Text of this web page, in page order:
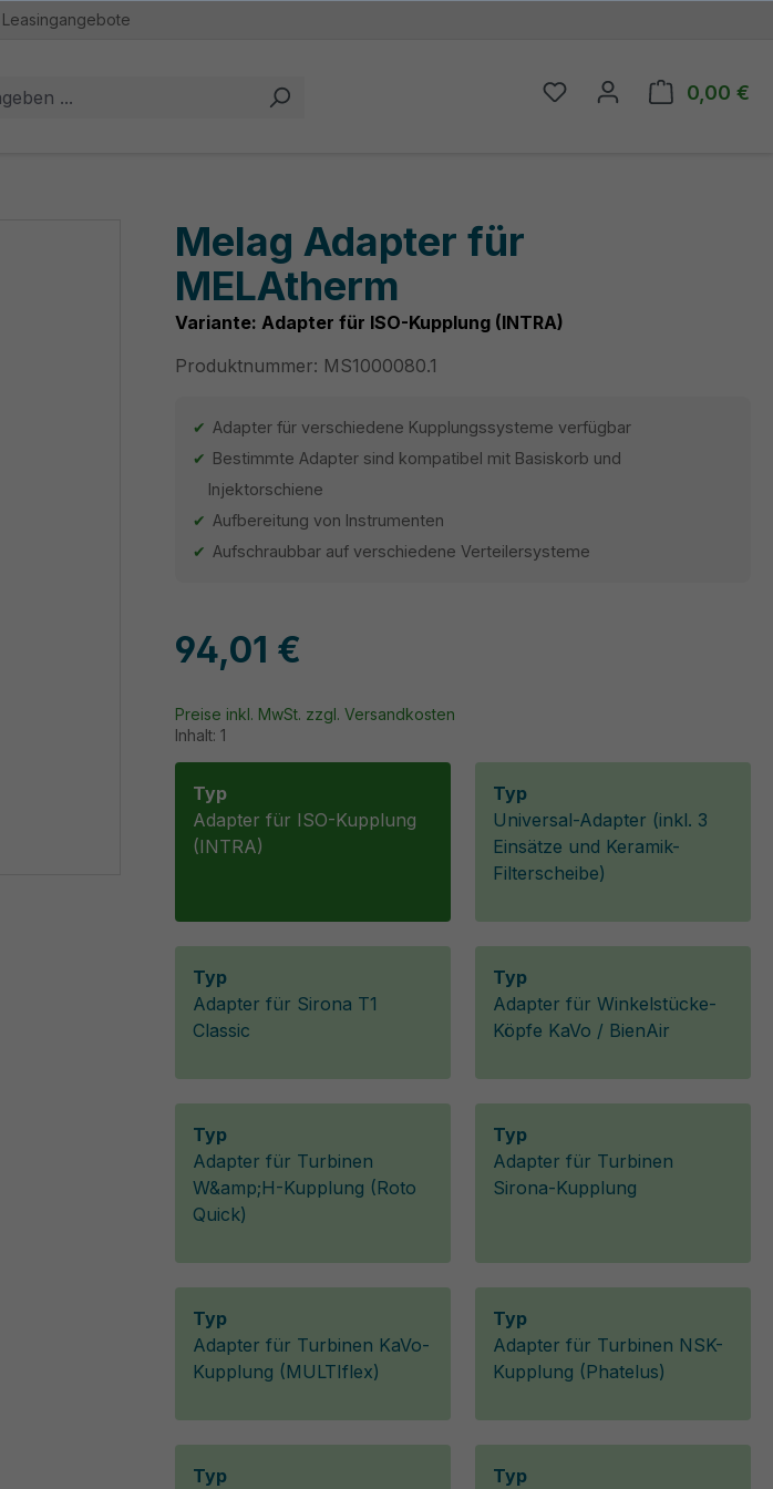
Leasingangebote
Du hast 0 Produkte
0,00 €
Melag Adapter für
MELAtherm
Variante: Adapter für ISO-Kupplung (INTRA)
Produktnummer: MS1000080.1
Adapter für verschiedene Kupplungssysteme verfügbar
Bestimmte Adapter sind kompatibel mit Basiskorb und
Injektorschiene
Aufbereitung von Instrumenten
Aufschraubbar auf verschiedene Verteilersysteme
94,01 €
Inhalt: 1
Preise inkl. MwSt. zzgl. Versandkosten
Typ
Adapter für ISO-Kupplung
(INTRA)
Typ
Universal-Adapter (inkl. 3
Einsätze und Keramik-
Filterscheibe)
Typ
Adapter für Sirona T1
Classic
Typ
Adapter für Winkelstücke-
Köpfe KaVo / BienAir
Typ
Adapter für Turbinen
W&amp;H-Kupplung (Roto
Quick)
Typ
Adapter für Turbinen
Sirona-Kupplung
Typ
Adapter für Turbinen KaVo-
Kupplung (MULTIflex)
Typ
Adapter für Turbinen NSK-
Kupplung (Phatelus)
Typ
Typ